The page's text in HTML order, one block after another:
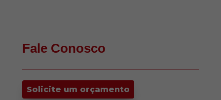
Fale Conosco
Solicite um orçamento